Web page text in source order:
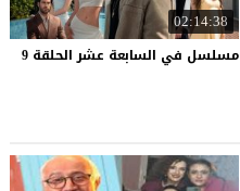
02:14:38
مسلسل في السابعة عشر الحلقة 9